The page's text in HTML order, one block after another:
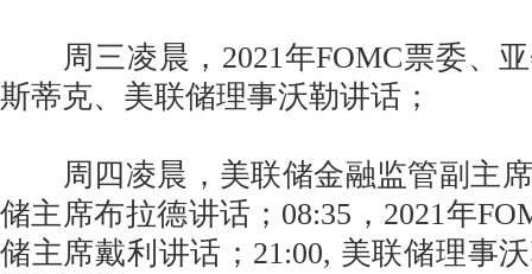
周三凌晨，2021年FOMC票委、亚
斯蒂克、美联储理事沃勒讲话；
周四凌晨，美联储金融监管副主席
储主席布拉德讲话；08:35，2021年
储主席戴利讲话；21:00, 美联储理事